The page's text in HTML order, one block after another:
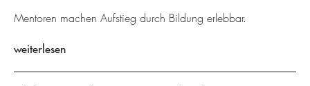
Mentoren machen Aufstieg durch Bildung erlebbar.
weiterlesen